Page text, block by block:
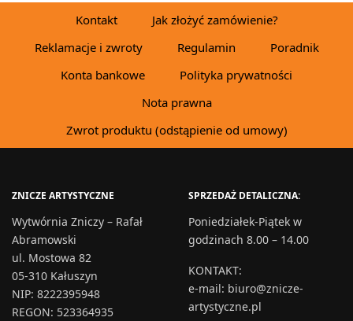
Kontakt
Jak złożyć zamówienie?
Reklamacje i zwroty
Regulamin
Poradnik
Konta bankowe
Polityka prywatności
Nota prawna
Zwrot produktu (odstąpienie od umowy)
ZNICZE ARTYSTYCZNE
Wytwórnia Zniczy – Rafał
Abramowski
ul. Mostowa 82
05-310 Kałuszyn
NIP: 8222395948
REGON: 523364935
SPRZEDAŻ DETALICZNA:
Poniedziałek-Piątek w
godzinach 8.00 – 14.00
KONTAKT:
e-mail: biuro@znicze-
artystyczne.pl